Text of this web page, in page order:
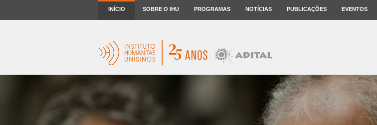
INÍCIO SOBRE O IHU PROGRAMAS NOTÍCIAS PUBLICAÇÕES EVENTOS